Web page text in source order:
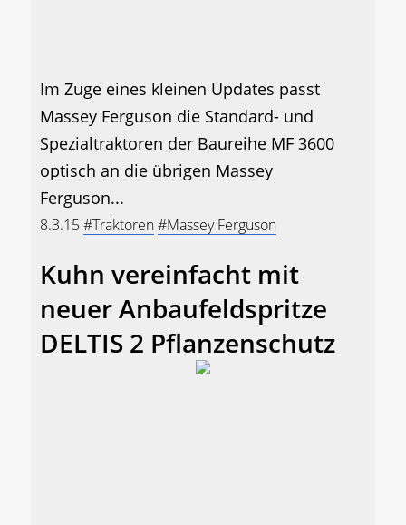
Im Zuge eines kleinen Updates passt
Massey Ferguson die Standard- und
Spezialtraktoren der Baureihe MF 3600
optisch an die übrigen Massey
Ferguson...
8.3.15#Traktoren#Massey Ferguson
Kuhn vereinfacht mit
neuer Anbaufeldspritze
DELTIS 2 Pflanzenschutz